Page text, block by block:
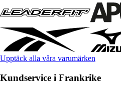
Upptäck alla våra varumärken
Kundservice i Frankrike